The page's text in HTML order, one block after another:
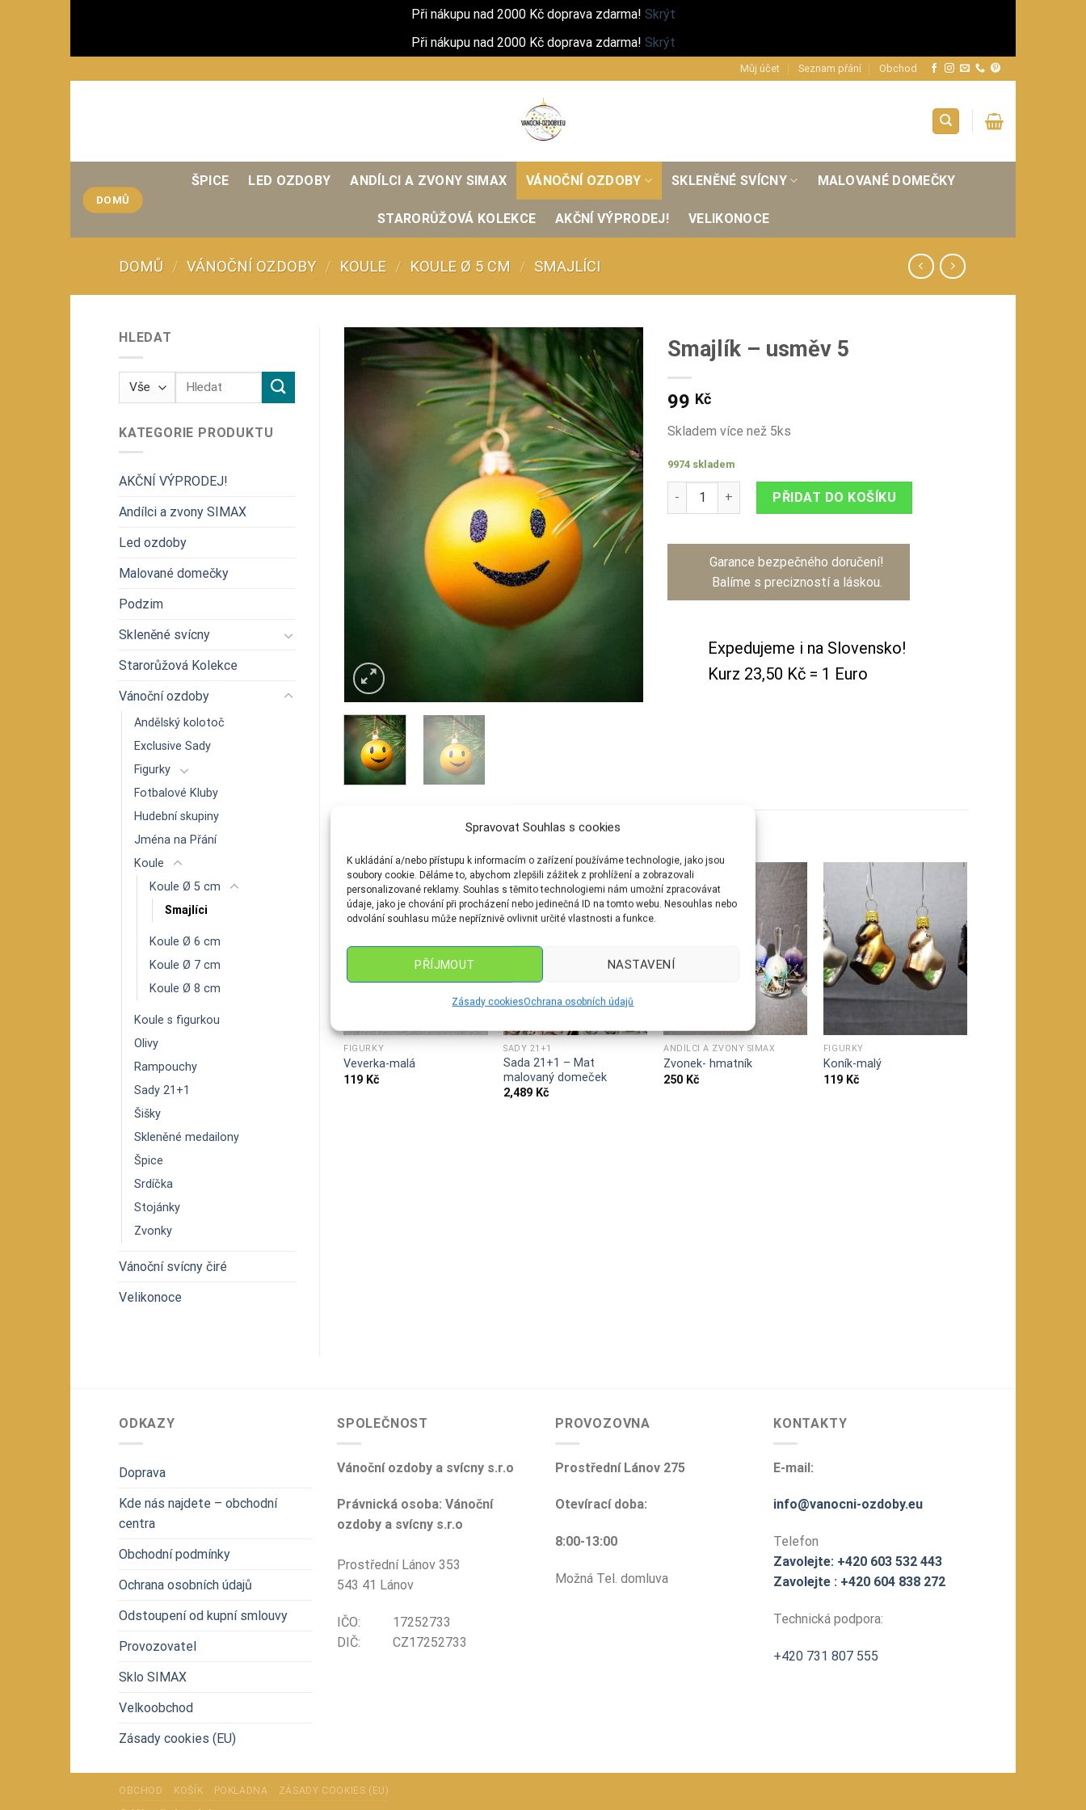
Spravovat Souhlas s cookies
K ukládání a/nebo přístupu k informacím o zařízení používáme technologie, jako jsou
soubory cookie. Děláme to, abychom zlepšili zážitek z prohlížení a zobrazovali
personalizované reklamy. Souhlas s těmito technologiemi nám umožní zpracovávat
údaje, jako je chování při procházení nebo jedinečná ID na tomto webu. Nesouhlas nebo
odvolání souhlasu může nepříznivě ovlivnit určité vlastnosti a funkce.
PŘÍJMOUT NASTAVENÍ
Zásady cookiesOchrana osobních údajů
Při nákupu nad 2000 Kč doprava zdarma! Skrýt
Při nákupu nad 2000 Kč doprava zdarma! Skrýt
na
Můj účet Seznam přání Obchod
DOMŮ
ŠPICE LED OZDOBY ANDÍLCI A ZVONY SIMAX VÁNOČNÍ OZDOBY SKLENĚNÉ SVÍCNY MALOVANÉ DOMEČKY
STARORŮŽOVÁ KOLEKCE AKČNÍ VÝPRODEJ! VELIKONOCE
DOMŮ / VÁNOČNÍ OZDOBY / KOULE / KOULE Ø 5 CM / SMAJLÍCI
HLEDAT
Hledat:
KATEGORIE PRODUKTU
AKČNÍ VÝPRODEJ!
Andílci a zvony SIMAX
Led ozdoby
Malované domečky
Podzim
Skleněné svícny
Starorůžová Kolekce
Vánoční ozdoby
Andělský kolotoč
Exclusive Sady
Figurky
Fotbalové Kluby
Hudební skupiny
Jména na Přání
Koule
Koule Ø 5 cm
Smajlíci
Koule Ø 6 cm
Koule Ø 7 cm
Koule Ø 8 cm
Koule s figurkou
Olivy
Rampouchy
Sady 21+1
Šišky
Skleněné medailony
Špice
Srdíčka
Stojánky
Zvonky
Vánoční svícny čiré
Velikonoce
Smajlík – usměv 5
99 Kč
Skladem více než 5ks
9974 skladem
Smajlík - usměv 5 množstvíPŘIDAT DO KOŠÍKU
Garance bezpečného doručení!
Balíme s precizností a láskou.
Expedujeme i na Slovensko!
Kurz 23,50 Kč = 1 Euro
SOUVISEJÍCÍ PRODUKTY
FIGURKY
Veverka-malá
119 Kč
SADY 21+1
Sada 21+1 – Mat
malovaný domeček
2,489 Kč
ANDÍLCI A ZVONY SIMAX
Zvonek- hmatník
250 Kč
FIGURKY
Koník-malý
119 Kč
Ryba kapr
ODKAZY
Doprava
Kde nás najdete – obchodní
centra
Obchodní podmínky
Ochrana osobních údajů
Odstoupení od kupní smlouvy
Provozovatel
Sklo SIMAX
Velkoobchod
Zásady cookies (EU)
SPOLEČNOST
Vánoční ozdoby a svícny s.r.o
Právnická osoba: Vánoční
ozdoby a svícny s.r.o
Prostřední Lánov 353
543 41 Lánov
IČO: 17252733
DIČ: CZ17252733
PROVOZOVNA
Prostřední Lánov 275
Otevírací doba:
8:00-13:00
Možná Tel. domluva
KONTAKTY
E-mail:
info@vanocni-ozdoby.eu
Telefon
Zavolejte: +420 603 532 443
Zavolejte : +420 604 838 272
Technická podpora:
+420 731 807 555
OBCHOD KOŠÍK POKLADNA ZÁSADY COOKIES (EU)